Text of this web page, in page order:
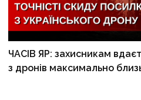
ЧАСІВ ЯР: захисникам
з дронів максимально